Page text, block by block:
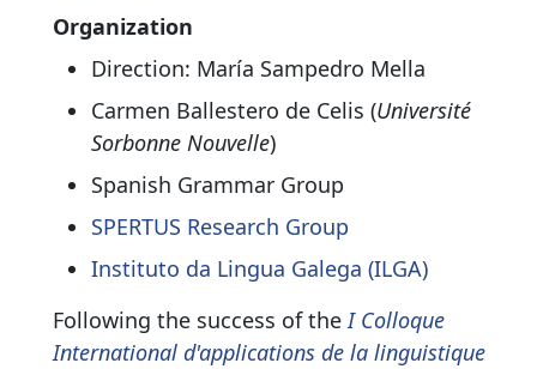
Organization
Direction: María Sampedro Mella
Carmen Ballestero de Celis (Université
Sorbonne Nouvelle)
Spanish Grammar Group
SPERTUS Research Group
Instituto da Lingua Galega (ILGA)
Following the success of theI Colloque
International d'applications de la linguistique